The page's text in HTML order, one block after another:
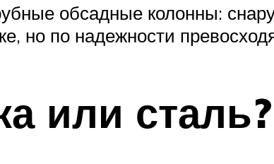
обсадные колонны:
но по надежности
или сталь?